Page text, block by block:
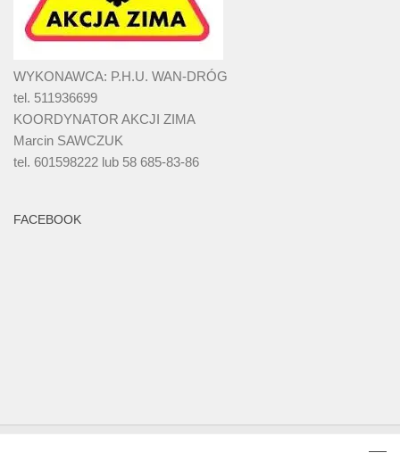
WYKONAWCA: P.H.U. WAN-DRÓG
tel. 511936699
KOORDYNATOR AKCJI ZIMA
Marcin SAWCZUK
tel. 601598222 lub 58 685-83-86
FACEBOOK